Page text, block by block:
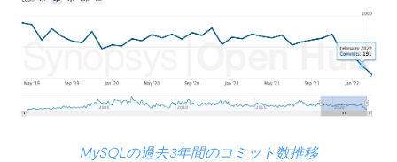
MySQLの過去3年間のコミット数推移